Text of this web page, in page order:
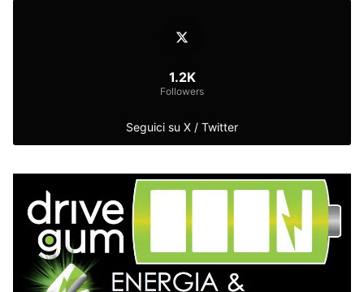
Seguici su X / Twitter
1.2K
Followers